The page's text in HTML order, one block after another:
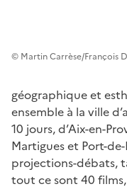
© Martin Carrèse/François
géographique et
ensemble à la ville
10 jours, d’Aix-en-
Martigues et Port-
projections-débats,
tout ce sont 40